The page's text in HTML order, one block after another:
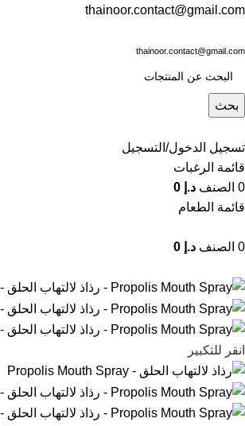
thainoor.contact@gmail.com
thainoor.contact@gmail.com
بحث
تسجيل الدخول/التسجيل
قائمة الرغبات
0 الصنف د.إ
قائمة الطعام
0 الصنف د.إ
انقر للتكبير